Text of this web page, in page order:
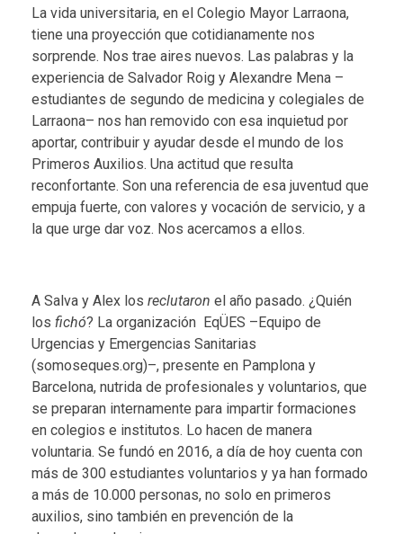
La vida universitaria, en el Colegio Mayor Larraona,
tiene una proyección que cotidianamente nos
sorprende. Nos trae aires nuevos. Las palabras y la
experiencia de Salvador Roig y Alexandre Mena –
estudiantes de segundo de medicina y colegiales de
Larraona– nos han removido con esa inquietud por
aportar, contribuir y ayudar desde el mundo de los
Primeros Auxilios. Una actitud que resulta
reconfortante. Son una referencia de esa juventud que
empuja fuerte, con valores y vocación de servicio, y a
la que urge dar voz. Nos acercamos a ellos.
A Salva y Alex los reclutaron el año pasado. ¿Quién
los fichó? La organización EqÜES –Equipo de
Urgencias y Emergencias Sanitarias
(somoseques.org)–, presente en Pamplona y
Barcelona, nutrida de profesionales y voluntarios, que
se preparan internamente para impartir formaciones
en colegios e institutos. Lo hacen de manera
voluntaria. Se fundó en 2016, a día de hoy cuenta con
más de 300 estudiantes voluntarios y ya han formado
a más de 10.000 personas, no solo en primeros
auxilios, sino también en prevención de la